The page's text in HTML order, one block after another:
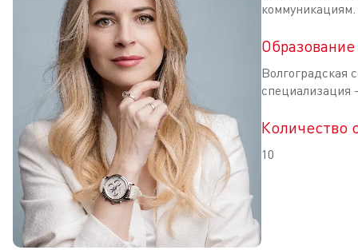
коммуникациям.
Образование
Волгоградская
специализация
Количество
10